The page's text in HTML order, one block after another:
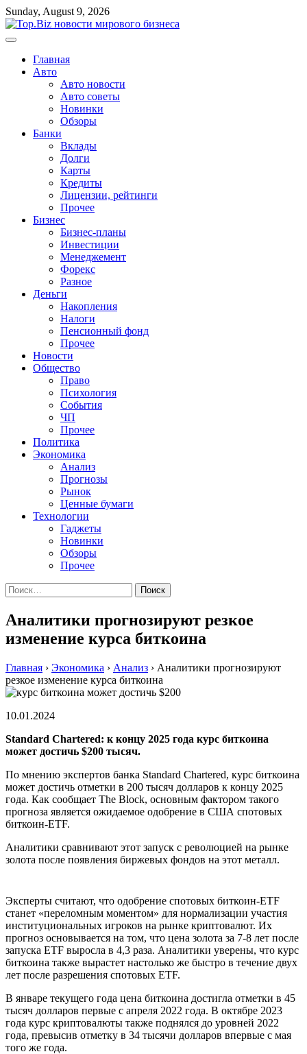
Перейти
к
содержимому
Sunday, August 9, 2026
Главная
Авто
Авто новости
Авто советы
Новинки
Обзоры
Банки
Вклады
Долги
Карты
Кредиты
Лицензии, рейтинги
Прочее
Бизнес
Бизнес-планы
Инвестиции
Менеджемент
Форекс
Разное
Деньги
Накопления
Налоги
Пенсионный фонд
Прочее
Новости
Общество
Право
Психология
События
ЧП
Прочее
Политика
Экономика
Анализ
Прогнозы
Рынок
Ценные бумаги
Технологии
Гаджеты
Новинки
Обзоры
Прочее
Найти:
Аналитики прогнозируют резкое
изменение курса биткоина
Главная › Экономика › Анализ › Аналитики прогнозируют
резкое изменение курса биткоина
10.01.2024
Standard Chartered: к концу 2025 года курс биткоина
может достичь $200 тысяч.
По мнению экспертов банка Standard Chartered, курс биткоина
может достичь отметки в 200 тысяч долларов к концу 2025
года. Как сообщает The Block, основным фактором такого
прогноза является ожидаемое одобрение в США спотовых
биткоин-ETF.
Аналитики сравнивают этот запуск с революцией на рынке
золота после появления биржевых фондов на этот металл.
Эксперты считают, что одобрение спотовых биткоин-ETF
станет «переломным моментом» для нормализации участия
институциональных игроков на рынке криптовалют. Их
прогноз основывается на том, что цена золота за 7-8 лет после
запуска ETF выросла в 4,3 раза. Аналитики уверены, что курс
биткоина также вырастет настолько же быстро в течение двух
лет после разрешения спотовых ETF.
В январе текущего года цена биткоина достигла отметки в 45
тысяч долларов первые с апреля 2022 года. В октябре 2023
года курс криптовалюты также поднялся до уровней 2022
года, превысив отметку в 34 тысячи долларов впервые с мая
того же года.